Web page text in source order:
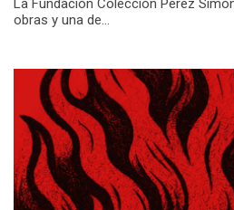
La Fundación Colección Pérez
obras y una de...